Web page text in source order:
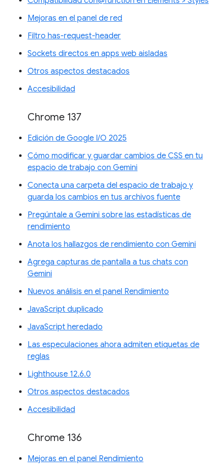
Mejoras en el panel de red
Filtro has-request-header
Sockets directos en apps web aisladas
Otros aspectos destacados
Accesibilidad
Chrome 137
Edición de Google I/O 2025
Cómo modificar y guardar cambios de CSS en tu
espacio de trabajo con Gemini
Conecta una carpeta del espacio de trabajo y
guarda los cambios en tus archivos fuente
Pregúntale a Gemini sobre las estadísticas de
rendimiento
Anota los hallazgos de rendimiento con Gemini
Agrega capturas de pantalla a tus chats con
Gemini
Nuevos análisis en el panel Rendimiento
JavaScript duplicado
JavaScript heredado
Las especulaciones ahora admiten etiquetas de
reglas
Lighthouse 12.6.0
Otros aspectos destacados
Accesibilidad
Chrome 136
Mejoras en el panel Rendimiento